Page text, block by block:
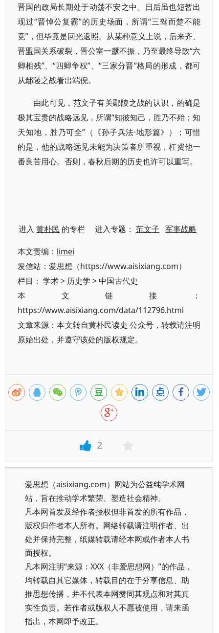
晋国的政局长期处于动荡不安之中。日后虽也短暂出
现过“晋悼公复霸”的历史场面，所谓“三驾而楚不能
竞”，但毕竟是回光返照。从某种意义上说，后来齐、
晋盟国关系破裂，晋公室一蹶不振，乃至最终导致“六
卿相残”、“四卿争权”、“三家分晋”格局的形成，都可
从鄢陵之战看出端倪。
由此可见，范文子有关鄢陵之战的认识，的确是
极其宝贵的战略远见，所谓“知彼知己，胜乃不殆；知
天知地，胜乃可全”（《孙子兵法·地形篇》）；可惜
的是，他的战略远见未能为决策者所重视，枉费他一
番良苦用心。否则，春秋后期的历史也许可以重写。
进入黄朴民 的专栏 进入专题：范文子 军事战略
本文责编： limei
发信站：爱思想（https://www.aisixiang.com）
栏目： 学术> 历史学 >中国古代史
本文链接：
https://www.aisixiang.com/data/112796.html
文章来源：本文转自黄朴民读史 公众号，转载请注明
原始出处，并遵守该处的版权规定。
2
爱思想（aisixiang.com）网站为公益纯学术网
站，旨在推动学术繁荣、塑造社会精神。
凡本网首发及经作者授权但非首发的所有作品，
版权归作者本人所有。网络转载请注明作者、出
处并保持完整，纸媒转载请经本网或作者本人书
面授权。
凡本网注明“来源：XXX（非爱思想网）”的作品，
均转载自其它媒体，转载目的在于分享信息、助
推思想传播，并不代表本网赞同其观点和对其真
实性负责。若作者或版权人不愿被使用，请来函
指出，本网即予改正。